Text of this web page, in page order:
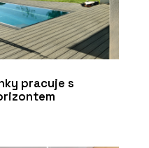
pracuje s